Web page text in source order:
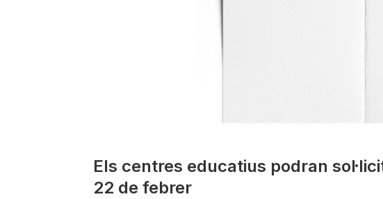
Els centres educatius podran
22 de febrer